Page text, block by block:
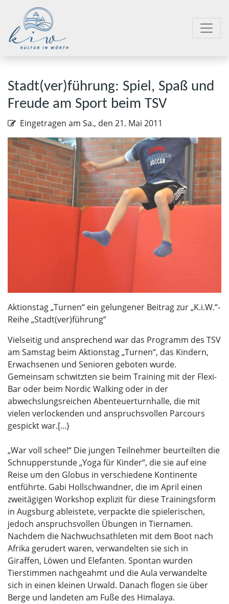
Stadt(ver)führung: Spiel, Spaß und
Freude am Sport beim TSV
Eingetragen am Sa., den 21. Mai 2011
Aktionstag „Turnen“ ein gelungener Beitrag zur „K.i.W.“-
Reihe „Stadt(ver)führung“
Vielseitig und ansprechend war das Programm des TSV
am Samstag beim Aktionstag „Turnen“, das Kindern,
Erwachsenen und Senioren geboten wurde.
Gemeinsam schwitzten sie beim Training mit der Flexi-
Bar oder beim Nordic Walking oder in der
abwechslungsreichen Abenteuerturnhalle, die mit
vielen verlockenden und anspruchsvollen Parcours
gespickt war.[...}
„War voll schee!“ Die jungen Teilnehmer beurteilten die
Schnupperstunde „Yoga für Kinder“, die sie auf eine
Reise um den Globus in verschiedene Kontinente
entführte. Gabi Hollschwandner, die im April einen
zweitägigen Workshop explizit für diese Trainingsform
in Augsburg ableistete, verpackte die spielerischen,
jedoch anspruchsvollen Übungen in Tiernamen.
Nachdem die Nachwuchsathleten mit dem Boot nach
Afrika gerudert waren, verwandelten sie sich in
Giraffen, Löwen und Elefanten. Spontan wurden
Tierstimmen nachgeahmt und die Aula verwandelte
sich in einen kleinen Urwald. Danach flogen sie über
Berge und landeten am Fuße des Himalaya.